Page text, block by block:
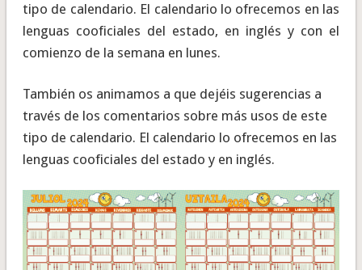
tipo de calendario. El calendario lo ofrecemos en las
lenguas cooficiales del estado, en inglés y con el
comienzo de la semana en lunes.
También os animamos a que dejéis sugerencias a
través de los comentarios sobre más usos de este
tipo de calendario. El calendario lo ofrecemos en las
lenguas cooficiales del estado y en inglés.